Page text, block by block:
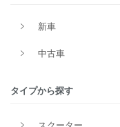
新車
中古車
タイプから探す
スクーター
排気量